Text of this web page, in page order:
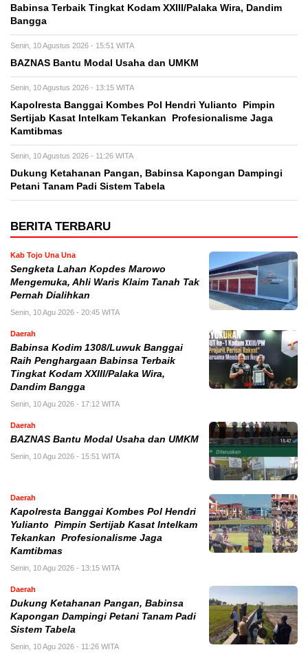
Babinsa Terbaik Tingkat Kodam XXIII/Palaka Wira, Dandim
Bangga
Senin, 10 Agustus 2026 - 15:51 WITA
BAZNAS Bantu Modal Usaha dan UMKM
Senin, 10 Agustus 2026 - 13:15 WITA
Kapolresta Banggai Kombes Pol Hendri Yulianto Pimpin
Sertijab Kasat Intelkam Tekankan Profesionalisme Jaga
Kamtibmas
Senin, 10 Agustus 2026 - 11:26 WITA
Dukung Ketahanan Pangan, Babinsa Kapongan Dampingi
Petani Tanam Padi Sistem Tabela
BERITA TERBARU
Kab Tojo Una Una
Sengketa Lahan Kopdes Marowo
Mengemuka, Ahli Waris Klaim Tanah Tak
Pernah Dialihkan
Senin, 10 Agu 2026 - 20:45 WITA
Daerah
Babinsa Kodim 1308/Luwuk Banggai
Raih Penghargaan Babinsa Terbaik
Tingkat Kodam XXIII/Palaka Wira,
Dandim Bangga
Senin, 10 Agu 2026 - 17:12 WITA
Daerah
BAZNAS Bantu Modal Usaha dan UMKM
Senin, 10 Agu 2026 - 15:51 WITA
Daerah
Kapolresta Banggai Kombes Pol Hendri
Yulianto Pimpin Sertijab Kasat Intelkam
Tekankan Profesionalisme Jaga
Kamtibmas
Senin, 10 Agu 2026 - 13:15 WITA
Daerah
Dukung Ketahanan Pangan, Babinsa
Kapongan Dampingi Petani Tanam Padi
Sistem Tabela
Senin, 10 Agu 2026 - 11:26 WITA